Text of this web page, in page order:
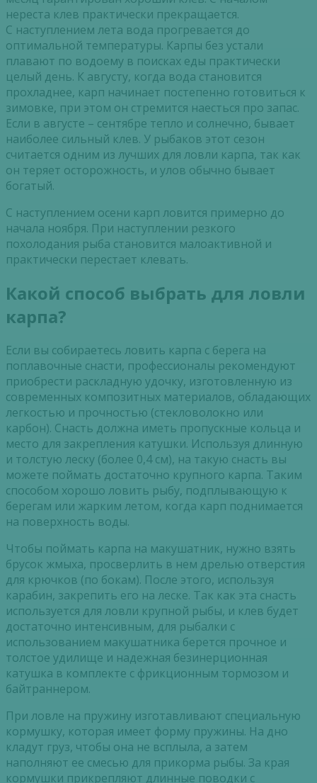
нереста клев практически прекращается.
С наступлением лета вода прогревается до
оптимальной температуры. Карпы без устали
плавают по водоему в поисках еды практически
целый день. К августу, когда вода становится
прохладнее, карп начинает постепенно готовиться к
зимовке, при этом он стремится наесться про запас.
Если в августе – сентябре тепло и солнечно, бывает
наиболее сильный клев. У рыбаков этот сезон
считается одним из лучших для ловли карпа, так как
он теряет осторожность, и улов обычно бывает
богатый.
С наступлением осени карп ловится примерно до
начала ноября. При наступлении резкого
похолодания рыба становится малоактивной и
практически перестает клевать.
Какой способ выбрать для ловли
карпа?
Если вы собираетесь ловить карпа с берега на
поплавочные снасти, профессионалы рекомендуют
приобрести раскладную удочку, изготовленную из
современных композитных материалов, обладающих
легкостью и прочностью (стекловолокно или
карбон). Снасть должна иметь пропускные кольца и
место для закрепления катушки. Используя длинную
и толстую леску (более 0,4 см), на такую снасть вы
можете поймать достаточно крупного карпа. Таким
способом хорошо ловить рыбу, подплывающую к
берегам или жарким летом, когда карп поднимается
на поверхность воды.
Чтобы поймать карпа на макушатник, нужно взять
брусок жмыха, просверлить в нем дрелью отверстия
для крючков (по бокам). После этого, используя
карабин, закрепить его на леске. Так как эта снасть
используется для ловли крупной рыбы, и клев будет
достаточно интенсивным, для рыбалки с
использованием макушатника берется прочное и
толстое удилище и надежная безинерционная
катушка в комплекте с фрикционным тормозом и
байтраннером.
При ловле на пружину изготавливают специальную
кормушку, которая имеет форму пружины. На дно
кладут груз, чтобы она не всплыла, а затем
наполняют ее смесью для прикорма рыбы. За края
кормушки прикрепляют длинные поводки с